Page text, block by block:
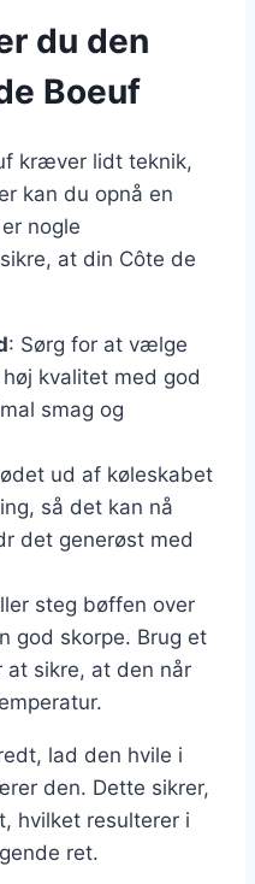
du den
Boeuf
kræver lidt teknik,
kan du opnå en
nogle
at din Côte de
: Sørg for at vælge
kvalitet med god
smag og
ud af køleskabet
så det kan nå
det generøst med
steg bøffen over
god skorpe. Brug et
at sikre, at den når
lad den hvile i
den. Dette sikrer,
hvilket resulterer i
ret.